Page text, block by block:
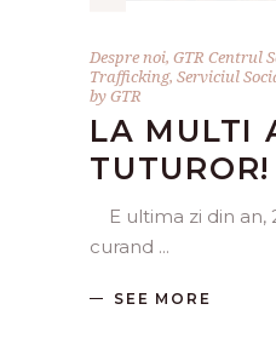
Despre noi, GTR Centrul
Trafficking, Serviciul
byGTR
LA MULTI
TUTUROR!
E ultima zi din an,
curand
SEE MORE